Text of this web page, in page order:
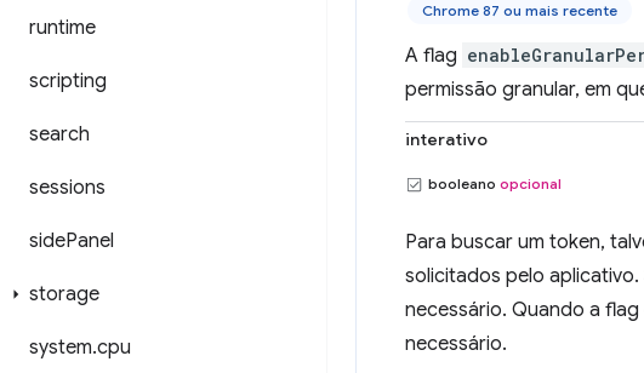
runtime
scripting
search
sessions
sidePanel
storage
system.cpu
Chrome 87 ou mais recente
A flag
permissão granular, em
interativo
booleano opcional
Para buscar um token,
solicitados pelo
necessário. Quando a flag
necessário.